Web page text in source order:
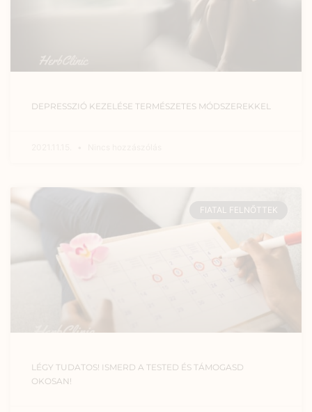
DEPRESSZIÓ KEZELÉSE TERMÉSZETES MÓDSZEREKKEL
FIATAL FELNŐTTEK
LÉGY TUDATOS! ISMERD A TESTED ÉS TÁMOGASD
OKOSAN!